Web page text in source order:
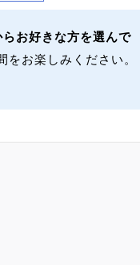
お好きな方を選んで
お楽しみください。